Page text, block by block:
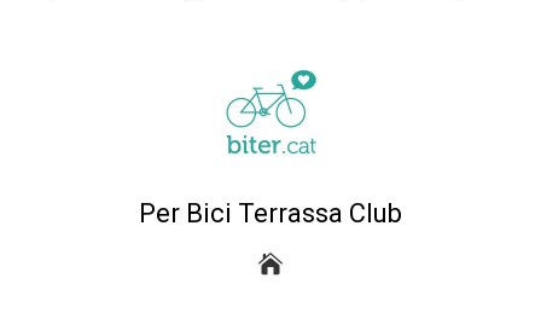
Per Bici Terrassa Club